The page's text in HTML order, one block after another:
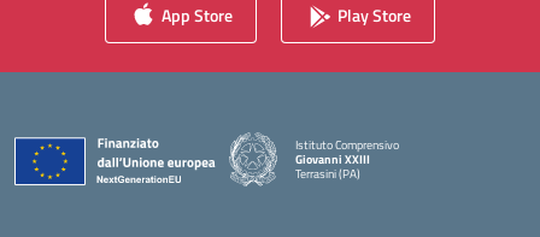
App Store Play Store
Istituto Comprensivo
Giovanni XXIII
Terrasini (PA)